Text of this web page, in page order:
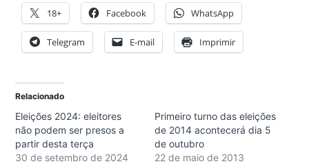
18+ Facebook WhatsApp
Telegram E-mail Imprimir
Relacionado
Eleições 2024: eleitores
não podem ser presos a
partir desta terça
30 de setembro de 2024
Primeiro turno das eleições
de 2014 acontecerá dia 5
de outubro
22 de maio de 2013